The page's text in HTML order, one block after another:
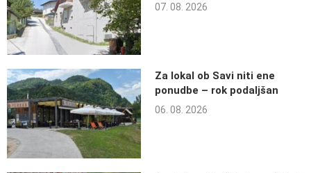
07. 08. 2026
Za lokal ob Savi niti ene
ponudbe – rok podaljšan
06. 08. 2026